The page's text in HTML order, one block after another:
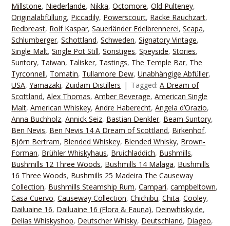
Millstone, Niederlande, Nikka,Octomore,Old Pulteney,
Originalabfüllung, Piccadily, Powerscourt, Racke Rauchzart,
Redbreast, Rolf Kaspar,Sauerländer Edelbrennerei,Scapa,
Schlumberger,Schottland,Schweden,Signatory Vintage,
Single Malt,Single Pot Still,Sonstiges,Speyside,Stories,
Suntory, Taiwan, Talisker, Tastings, The Temple Bar, The
Tyrconnell, Tomatin, Tullamore Dew,Unabhängige Abfüller,
USA,Yamazaki, Zuidam Distillers Tagged:A Dream of
Scottland,Alex Thomas,Amber Beverage,American Single
Malt,American Whiskey,Andre Haberecht,Angela d’Orazio,
Anna Buchholz,Annick Seiz, Bastian Denkler, Beam Suntory,
Ben Nevis, Ben Nevis 14 A Dream of Scottland, Birkenhof,
Björn Bertram, Blended Whiskey, Blended Whisky, Brown-
Forman, Brühler Whiskyhaus, Bruichladdich, Bushmills,
Bushmills 12 Three Woods, Bushmills 14 Malaga, Bushmills
16 Three Woods, Bushmills 25 Madeira The Causeway
Collection, Bushmills Steamship Rum,Campari,campbeltown,
Casa Cuervo,Causeway Collection,Chichibu,Chita,Cooley,
Dailuaine 16, Dailuaine 16 (Flora & Fauna), Deinwhisky.de,
Delias Whiskyshop, Deutscher Whisky, Deutschland, Diageo,